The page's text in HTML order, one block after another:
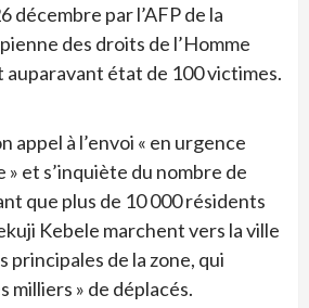
décembre par l’AFP de la
des droits de l’Homme
auparavant état de 100 victimes.
appel à l’envoi « en urgence
» et s’inquiète du nombre de
que plus de 10 000 résidents
Kebele marchent vers la ville
principales de la zone, qui
milliers » de déplacés.